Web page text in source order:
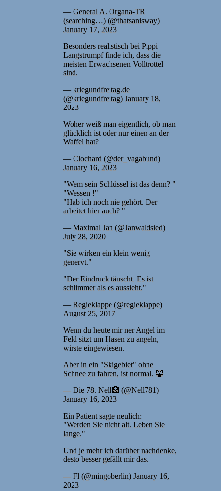
— General A. Organa-TR
(searching…) (@thatsanisway)
January 17, 2023
Besonders realistisch bei Pippi
Langstrumpf finde ich, dass die
meisten Erwachsenen Volltrottel
sind.
— kriegundfreitag.de
(@kriegundfreitag) January 18,
2023
Woher weiß man eigentlich, ob man
glücklich ist oder nur einen an der
Waffel hat?
— Clochard (@der_vagabund)
January 16, 2023
"Wem sein Schlüssel ist das denn? "
"Wessen !"
"Hab ich noch nie gehört. Der
arbeitet hier auch? "
— Maximal Jan (@Janwaldsied)
July 28, 2020
"Sie wirken ein klein wenig
genervt."
"Der Eindruck täuscht. Es ist
schlimmer als es aussieht."
— Regieklappe (@regieklappe)
August 25, 2017
Wenn du heute mir ner Angel im
Feld sitzt um Hasen zu angeln,
wirste eingewiesen.
Aber in ein "Skigebiet" ohne
Schnee zu fahren, ist normal. 🤡
— Die 78. Nell🏥 (@Nell781)
January 16, 2023
Ein Patient sagte neulich:
"Werden Sie nicht alt. Leben Sie
lange."
Und je mehr ich darüber nachdenke,
desto besser gefällt mir das.
— Fl (@mingoberlin) January 16,
2023